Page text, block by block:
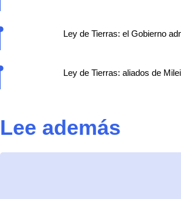
Ley de Tierras: el Gobierno
Ley de Tierras: aliados de
Lee además